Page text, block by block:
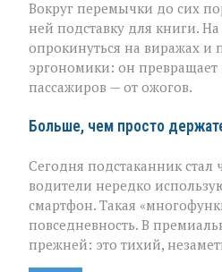
Вокруг перемычки до сих
ней подставку для книги.
опрокинуться на виражах и
эргономики: он превращает
пассажиров — от ожогов.
Больше, чем просто
Сегодня подстаканник
водители нередко
смартфон. Такая
повседневность. В
прежней: это тихий,